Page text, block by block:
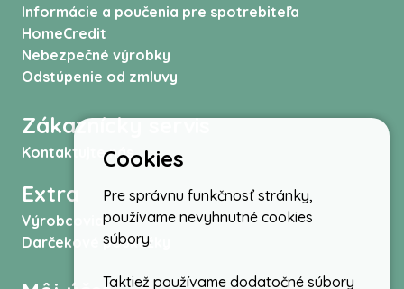
Informácie a poučenia pre spotrebiteľa
HomeCredit
Nebezpečné výrobky
Odstúpenie od zmluvy
Zákaznícky servis
Kontaktujte nás
Extra
Výrobcovia
Darčekové poukážky
Cookies
Pre správnu funkčnosť stránky,
používame nevyhnutné cookies
súbory.
Taktiež používame dodatočné súbory